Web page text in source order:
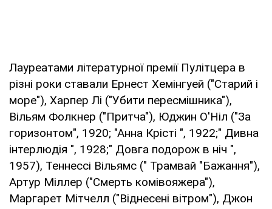
Лауреатами літературної премії Пулітцера в
різні роки ставали Ернест Хемінгуей ("Старий і
море"), Харпер Лі ("Убити пересмішника"),
Вільям Фолкнер ("Притча"), Юджин О'Ніл ("За
горизонтом", 1920; "Анна Крісті ", 1922;" Дивна
інтерлюдія ", 1928;" Довга подорож в ніч ",
1957), Теннессі Вільямс (" Трамвай "Бажання"),
Артур Міллер ("Смерть комівояжера"),
Маргарет Мітчелл ("Віднесені вітром"), Джон